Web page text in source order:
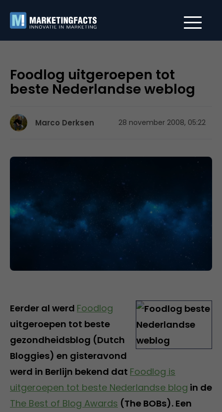
Foodlog uitgeroepen tot
beste Nederlandse weblog
Marco Derksen 28 november 2008, 05:22
Eerder al werd Foodlog
uitgeroepen tot beste
gezondheidsblog (Dutch
Bloggies) en gisteravond
werd in Berlijn bekend dat Foodlog is
uitgeroepen tot beste Nederlandse blog in de
The Best of Blog Awards (The BOBs). Een